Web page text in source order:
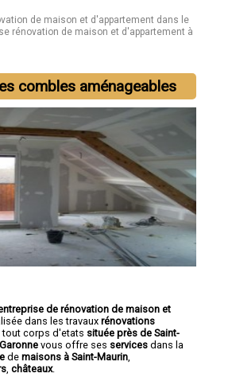
de maison et d'appartement dans le
rénovation de maison et d'appartement à
combles aménageables
de rénovation de maison et
dans les travaux rénovations
tout corps d'etats située près de Saint-
vous offre ses services dans la
de maisons à Saint-Maurin
châteaux.